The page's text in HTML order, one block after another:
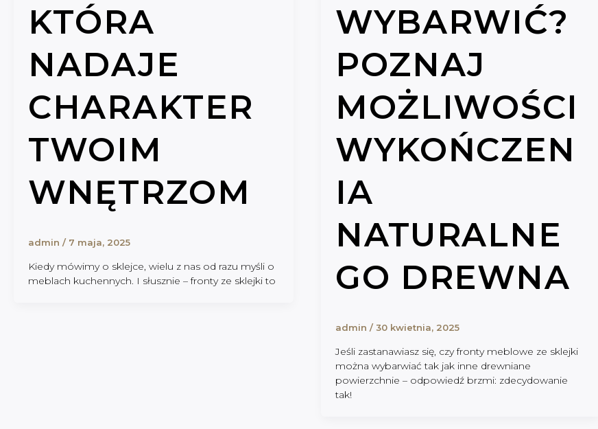
KTÓRA
NADAJE
CHARAKTER
TWOIM
WNĘTRZOM
admin / 7 maja, 2025
Kiedy mówimy o sklejce, wielu z nas od razu myśli o
meblach kuchennych. I słusznie – fronty ze sklejki to
WYBARWIĆ?
POZNAJ
MOŻLIWOŚCI
WYKOŃCZEN
IA
NATURALNE
GO DREWNA
admin / 30 kwietnia, 2025
Jeśli zastanawiasz się, czy fronty meblowe ze sklejki
można wybarwiać tak jak inne drewniane
powierzchnie – odpowiedź brzmi: zdecydowanie
tak!